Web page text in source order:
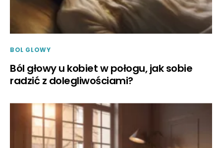
BOL GLOWY
Ból głowy u kobiet w połogu, jak sobie
radzić z dolegliwościami?